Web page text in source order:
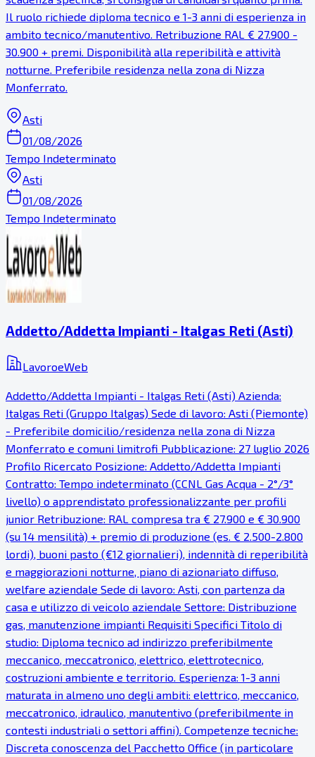
Il ruolo richiede diploma tecnico e 1-3 anni di esperienza in
ambito tecnico/manutentivo. Retribuzione RAL € 27.900 -
30.900 + premi. Disponibilità alla reperibilità e attività
notturne. Preferibile residenza nella zona di Nizza
Monferrato.
Asti
01/08/2026
Tempo Indeterminato
Asti
01/08/2026
Tempo Indeterminato
Addetto/Addetta Impianti - Italgas Reti (Asti)
LavoroeWeb
Addetto/Addetta Impianti - Italgas Reti (Asti) Azienda:
Italgas Reti (Gruppo Italgas) Sede di lavoro: Asti (Piemonte)
- Preferibile domicilio/residenza nella zona di Nizza
Monferrato e comuni limitrofi Pubblicazione: 27 luglio 2026
Profilo Ricercato Posizione: Addetto/Addetta Impianti
Contratto: Tempo indeterminato (CCNL Gas Acqua - 2°/3°
livello) o apprendistato professionalizzante per profili
junior Retribuzione: RAL compresa tra € 27.900 e € 30.900
(su 14 mensilità) + premio di produzione (es. € 2.500-2.800
lordi), buoni pasto (€12 giornalieri), indennità di reperibilità
e maggiorazioni notturne, piano di azionariato diffuso,
welfare aziendale Sede di lavoro: Asti, con partenza da
casa e utilizzo di veicolo aziendale Settore: Distribuzione
gas, manutenzione impianti Requisiti Specifici Titolo di
studio: Diploma tecnico ad indirizzo preferibilmente
meccanico, meccatronico, elettrico, elettrotecnico,
costruzioni ambiente e territorio. Esperienza: 1-3 anni
maturata in almeno uno degli ambiti: elettrico, meccanico,
meccatronico, idraulico, manutentivo (preferibilmente in
contesti industriali o settori affini). Competenze tecniche:
Discreta conoscenza del Pacchetto Office (in particolare